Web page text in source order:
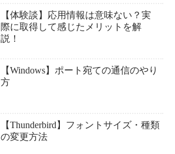
【体験談】応用情報は意味ない？実
際に取得して感じたメリットを解
説！
【Windows】ポート宛ての通信のやり
方
【Thunderbird】フォントサイズ・種類
の変更方法